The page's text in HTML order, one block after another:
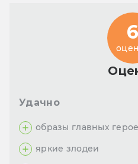
6
Удачно
образы главных
яркие злодеи